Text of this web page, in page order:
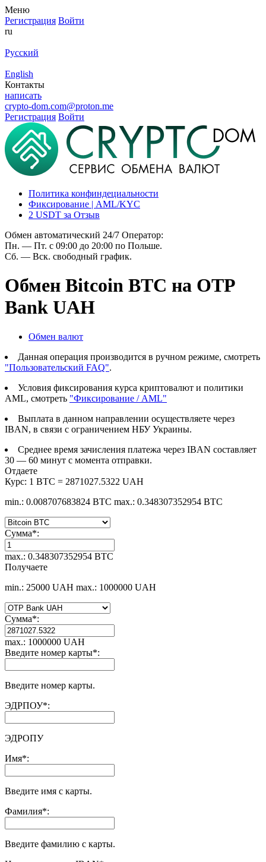
Меню
Регистрация Войти
ru
Русский
English
Контакты
написать
crypto-dom.com@proton.me
Регистрация Войти
Политика конфиндециальности
Фиксирование | AML/KYC
2 USDT за Отзыв
Обмен автоматический 24/7 Оператор:
Пн. — Пт. с 09:00 до 20:00 по Польше.
Сб. — Вск. свободный график.
Обмен Bitcoin BTC на OTP
Bank UAH
Обмен валют
Данная операция производится в ручном режиме, смотреть
"Пользовательский FAQ".
Условия фиксирования курса криптовалют и политики
AML, смотреть "Фиксирование / AML"
Выплата в данном направлении осуществляете через
IBAN, в связи с ограничением НБУ Украины.
Среднее время зачисления платежа через IBAN составляет
30 — 60 минут с момента отправки.
Отдаете
Курс: 1 BTC = 2871027.5322 UAH
min.: 0.008707683824 BTC max.: 0.348307352954 BTC
Сумма*:
max.: 0.348307352954 BTC
Получаете
min.: 25000 UAH max.: 1000000 UAH
Сумма*:
max.: 1000000 UAH
Введите номер карты*:
Введите номер карты.
ЭДРПОУ*:
ЭДРОПУ
Имя*:
Введите имя с карты.
Фамилия*:
Введите фамилию с карты.